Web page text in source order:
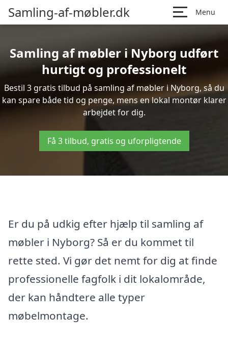
Samling-af-møbler.dk Menu
Samling af møbler i Nyborg udført
hurtigt og professionelt
Bestil 3 gratis tilbud på samling af møbler i Nyborg, så du
kan spare både tid og penge, mens en lokal montør klarer
arbejdet for dig.
Få 3 tilbud, gratis og uforpligtende
Er du på udkig efter hjælp til samling af
møbler i Nyborg? Så er du kommet til
rette sted. Vi gør det nemt for dig at finde
professionelle fagfolk i dit lokalområde,
der kan håndtere alle typer
møbelmontage.